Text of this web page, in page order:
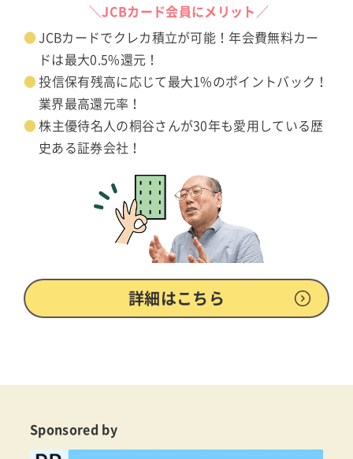
＼JCBカード会員にメリット／
JCBカードでクレカ積立が可能！年会費無料カー
ドは最大0.5%還元！
投信保有残高に応じて最大1%のポイントバック！
業界最高還元率！
株主優待名人の桐谷さんが30年も愛用している歴
史ある証券会社！
詳細はこちら
Sponsored by